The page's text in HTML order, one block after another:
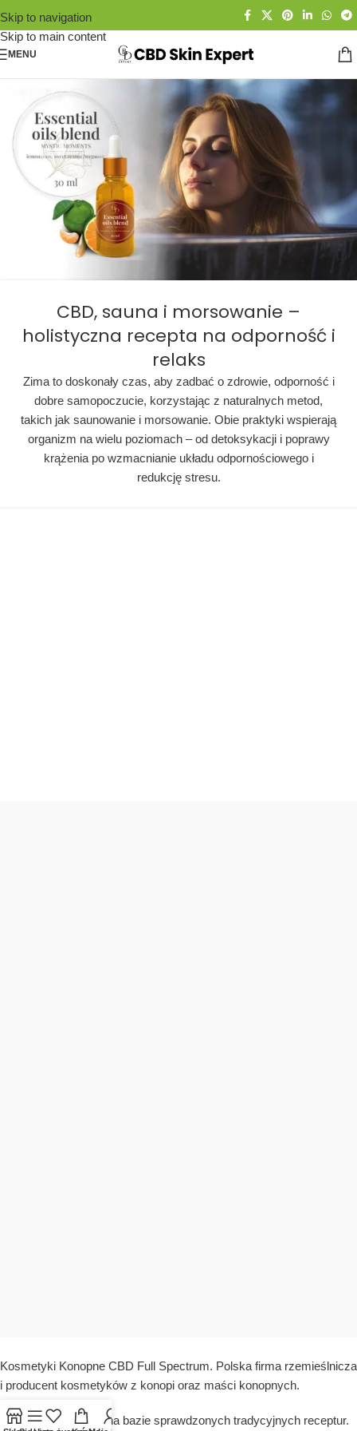
Skip to navigation
Skip to main content
MENU
CBD, sauna i morsowanie –
holistyczna recepta na odporność i
relaks
Zima to doskonały czas, aby zadbać o zdrowie, odporność i
dobre samopoczucie, korzystając z naturalnych metod,
takich jak saunowanie i morsowanie. Obie praktyki wspierają
organizm na wielu poziomach – od detoksykacji i poprawy
krążenia po wzmacnianie układu odpornościowego i
redukcję stresu.
Kosmetyki Konopne CBD Full Spectrum. Polska firma rzemieślnicza
i producent kosmetyków z konopi oraz maści konopnych.
Oferujemy produkty na bazie sprawdzonych tradycyjnych receptur.